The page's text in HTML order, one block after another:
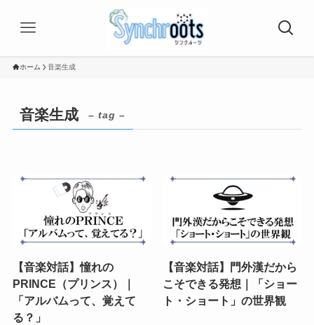
ホーム 音楽生成
音楽生成 – tag –
【音楽対話】憧れの
PRINCE（プリンス）｜
「アルバムって、覚えて
る？」
【音楽対話】門外漢だから
こそできる発想｜「ショー
ト・ショート」の世界観